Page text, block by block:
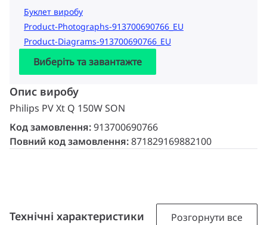
Буклет виробу
Product-Photographs-913700690766_EU
Product-Diagrams-913700690766_EU
Виберіть та завантажте
Опис виробу
Philips PV Xt Q 150W SON
Код замовлення:913700690766
Повний код замовлення:871829169882100
Технічні характеристики Розгорнути все